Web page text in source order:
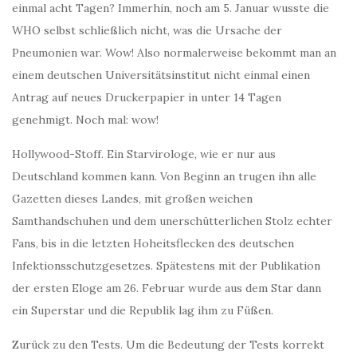
einmal acht Tagen? Immerhin, noch am 5. Januar wusste die
WHO selbst schließlich nicht, was die Ursache der
Pneumonien war. Wow! Also normalerweise bekommt man an
einem deutschen Universitätsinstitut nicht einmal einen
Antrag auf neues Druckerpapier in unter 14 Tagen
genehmigt. Noch mal: wow!
Hollywood-Stoff. Ein Starvirologe, wie er nur aus
Deutschland kommen kann. Von Beginn an trugen ihn alle
Gazetten dieses Landes, mit großen weichen
Samthandschuhen und dem unerschütterlichen Stolz echter
Fans, bis in die letzten Hoheitsflecken des deutschen
Infektionsschutzgesetzes. Spätestens mit der Publikation
der ersten Eloge am 26. Februar wurde aus dem Star dann
ein Superstar und die Republik lag ihm zu Füßen.
Zurück zu den Tests. Um die Bedeutung der Tests korrekt